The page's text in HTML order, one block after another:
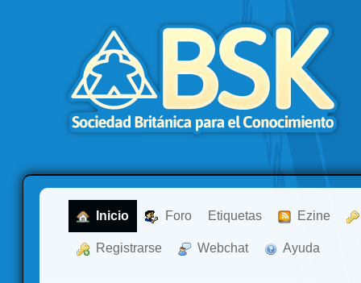
Inicio Foro Etiquetas Ezine
Registrarse Webchat Ayuda